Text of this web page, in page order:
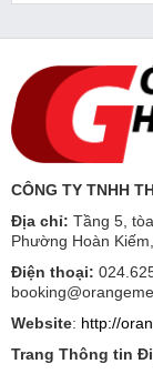
CÔNG TY TNHH
Địa chỉ: Tầng 5,
Phường Hoàn
Điện thoại:
Website: http://
Trang Thông tin